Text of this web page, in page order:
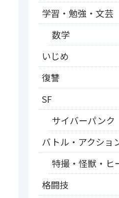
学習・勉強・文芸
数学
いじめ
復讐
SF
サイバーパンク
バトル・アクショ
特撮・怪獣・ヒ
格闘技